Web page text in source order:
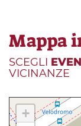
Mappa
SCEGLI
VICINANZE
+